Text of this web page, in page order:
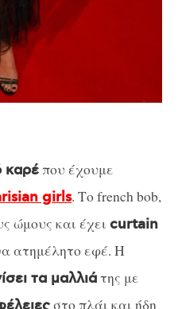
καρέπου έχουμε
girls. Το french bob,
ώμους και έχει curtain
ατημέλητο εφέ. Η
τα μαλλιάτης με
στο πλάι και ήδη